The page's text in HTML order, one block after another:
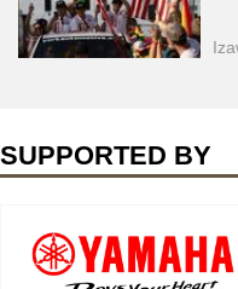
SUPPORTED BY